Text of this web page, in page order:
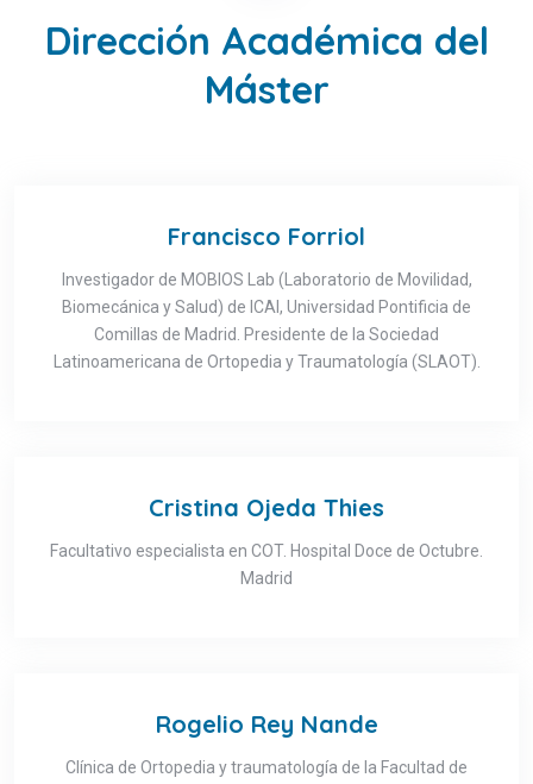
Dirección Académica del
Máster
Francisco Forriol
Investigador de MOBIOS Lab (Laboratorio de Movilidad,
Biomecánica y Salud) de ICAI, Universidad Pontificia de
Comillas de Madrid. Presidente de la Sociedad
Latinoamericana de Ortopedia y Traumatología (SLAOT).
Cristina Ojeda Thies
Facultativo especialista en COT. Hospital Doce de Octubre.
Madrid
Rogelio Rey Nande
Clínica de Ortopedia y traumatología de la Facultad de